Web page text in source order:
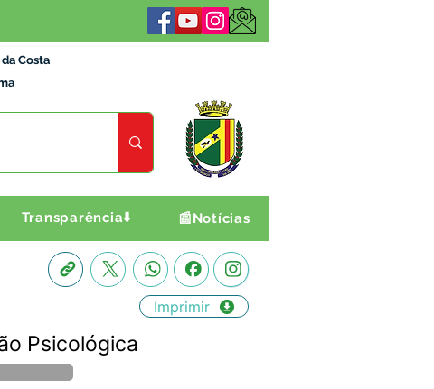
Costa
Transparência⬇️ 📰Notícias
Imprimir
Psicológica